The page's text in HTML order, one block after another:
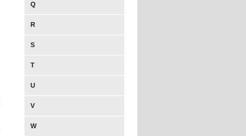
Q
R
S
T
U
V
W